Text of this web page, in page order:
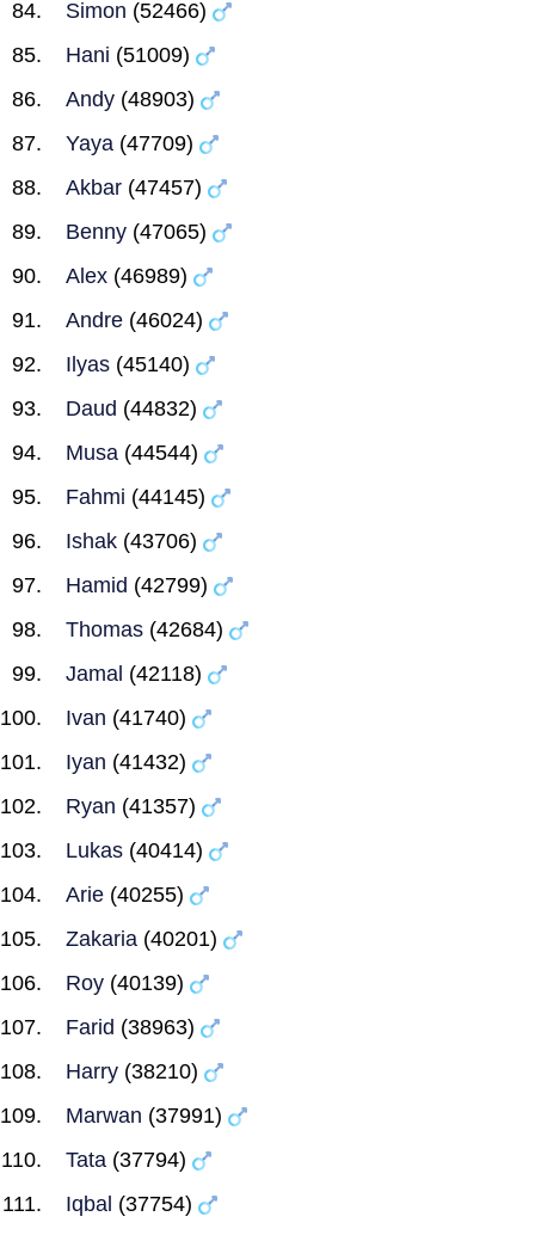
Simon (52466)
Hani (51009)
Andy (48903)
Yaya (47709)
Akbar (47457)
Benny (47065)
Alex (46989)
Andre (46024)
Ilyas (45140)
Daud (44832)
Musa (44544)
Fahmi (44145)
Ishak (43706)
Hamid (42799)
Thomas (42684)
Jamal (42118)
Ivan (41740)
Iyan (41432)
Ryan (41357)
Lukas (40414)
Arie (40255)
Zakaria (40201)
Roy (40139)
Farid (38963)
Harry (38210)
Marwan (37991)
Tata (37794)
Iqbal (37754)